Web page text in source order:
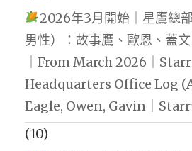
2026年3月開始｜星鷹總
男性）：故事鷹、歐恩、蓋
｜From March 2026｜
Headquarters Office Log
Eagle, Owen, Gavin｜
(10)